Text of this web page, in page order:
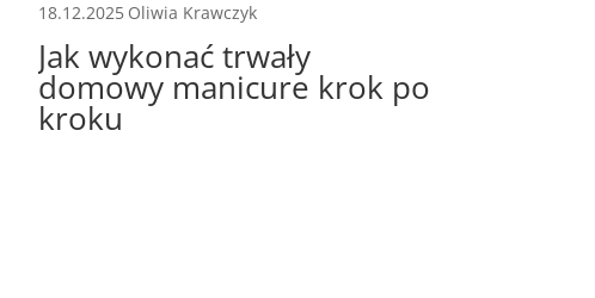
18.12.2025 Oliwia Krawczyk
Jak wykonać trwały
domowy manicure krok po
kroku